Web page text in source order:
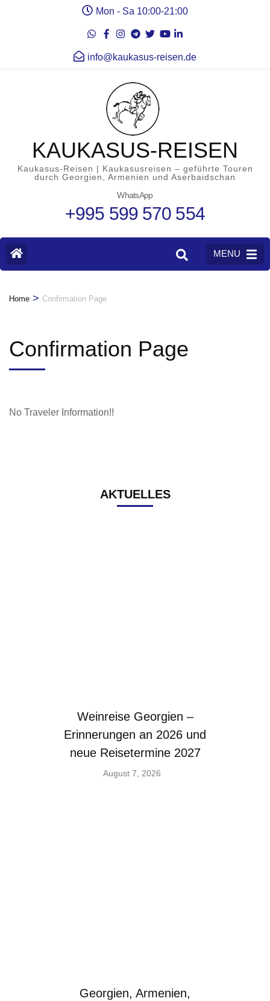
Mon - Sa 10:00-21:00
info@kaukasus-reisen.de
KAUKASUS-REISEN
Kaukasus-Reisen | Kaukasusreisen – geführte Touren
durch Georgien, Armenien und Aserbaidschan
WhatsApp
+995 599 570 554
MENU
Home > Confirmation Page
Confirmation Page
No Traveler Information!!
AKTUELLES
Weinreise Georgien –
Erinnerungen an 2026 und
neue Reisetermine 2027
August 7, 2026
Georgien, Armenien,